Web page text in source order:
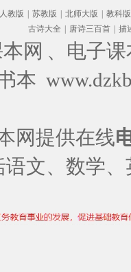
人教版 苏教版 北师大版 教科版
古诗大全
唐诗三百首 描
网 、电子
本
网提供在线
语文、数学